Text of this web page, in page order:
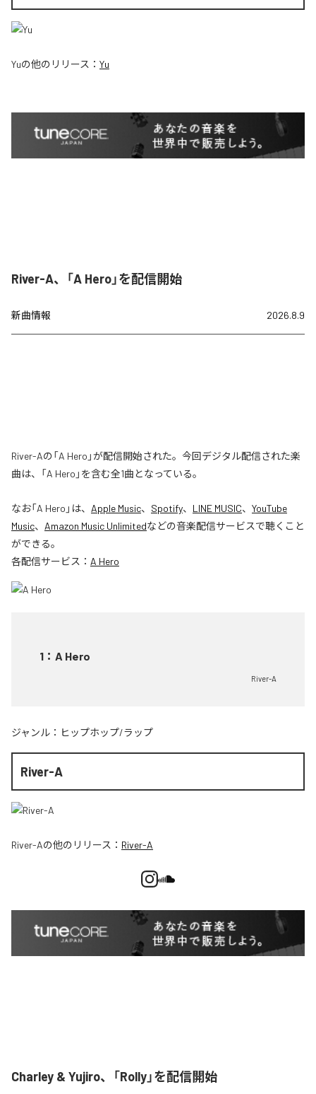
Yuの他のリリース： Yu
River-A、「A Hero」を配信開始
新曲情報 2026.8.9
River-Aの「A Hero」が配信開始された。今回デジタル配信された楽
曲は、「A Hero」を含む全1曲となっている。
なお「A Hero 」は、 Apple Music、 Spotify、 LINE MUSIC、 YouTube
Music、 Amazon Music Unlimitedなどの音楽配信サービスで聴くこと
ができる。
各配信サービス： A Hero
1 ： A Hero
River-A
ジャンル： ヒップホップ/ラップ
River-A
River-Aの他のリリース： River-A
Charley & Yujiro、「Rolly」を配信開始